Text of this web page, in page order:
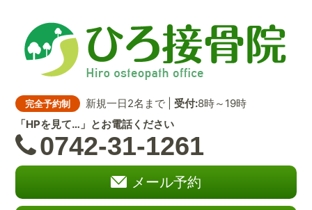
完全予約制 新規一日2名まで | 受付:8時～19時
「HPを見て…」とお電話ください
0742-31-1261
メール予約